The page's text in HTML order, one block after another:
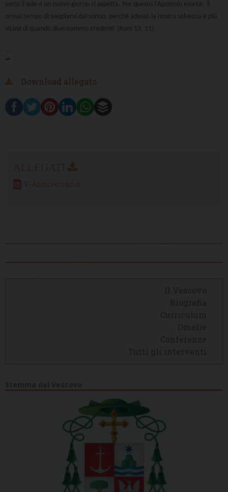
sorto il sole e un nuovo giorno ci aspetta. Per questo l'Apostolo esorta: 'È
ormai tempo di svegliarvi dal sonno, perché adesso la nostra salvezza è più
vicina di quando diventammo credenti' ( Rom 13, 11).
“”
Download allegato
V-Anniversario